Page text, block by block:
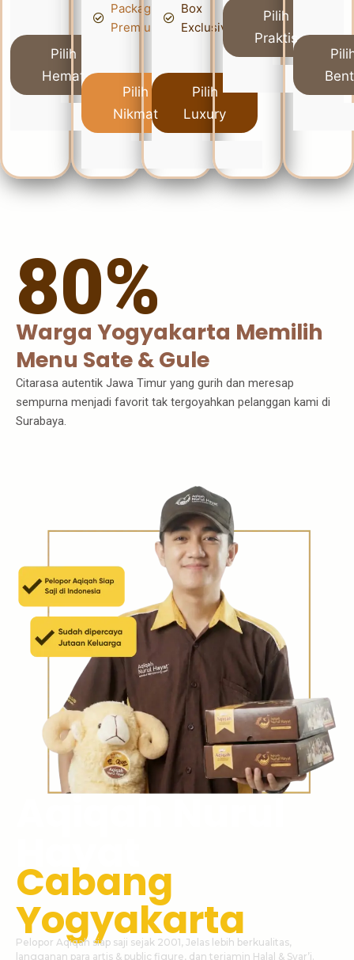
Pilih
Hemat
Packaging
Premium
Pilih
Nikmat
Box
Exclusive
Pilih
Luxury
Pilih
Praktis
80%
Warga Yogyakarta Memilih
Menu Sate & Gule
Citarasa autentik Jawa Timur yang gurih dan meresap
sempurna menjadi favorit tak tergoyahkan pelanggan kami di
Surabaya.
Hayat
Cabang
Yogyakarta
Pelopor Aqiqah siap saji sejak 2001, Jelas lebih berkualitas,
langganan para artis & public figure, dan terjamin Halal & Syar’i.